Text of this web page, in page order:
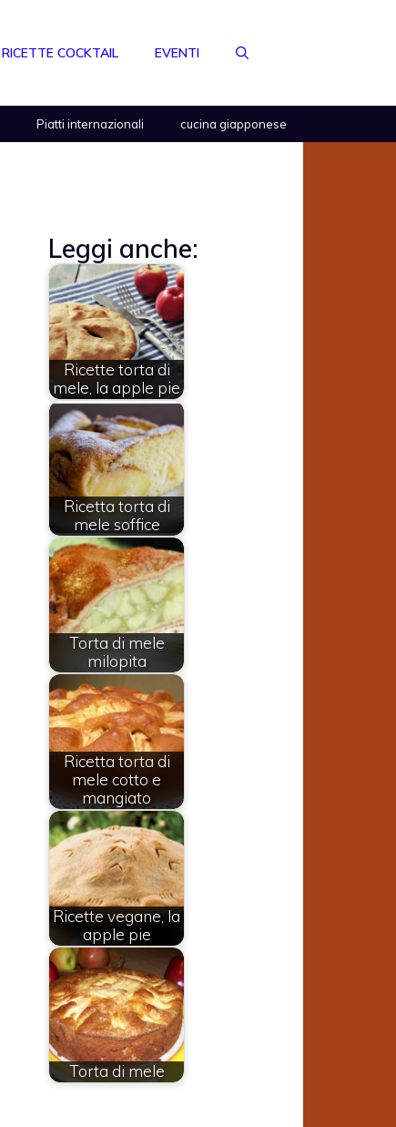
RICETTE COCKTAIL EVENTI
Piatti internazionali cucina giapponese
Leggi anche:
Ricette torta di
mele, la apple pie
Ricetta torta di
mele soffice
Torta di mele
milopita
Ricetta torta di
mele cotto e
mangiato
Ricette vegane, la
apple pie
Torta di mele